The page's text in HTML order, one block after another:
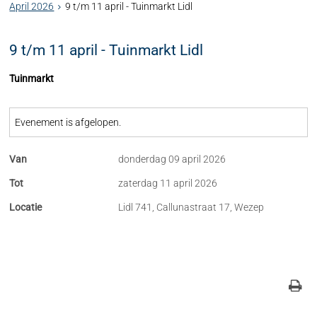
April 2026
9 t/m 11 april - Tuinmarkt Lidl
9 t/m 11 april - Tuinmarkt Lidl
Tuinmarkt
Evenement is afgelopen.
Van donderdag 09 april 2026
Tot zaterdag 11 april 2026
Locatie Lidl 741, Callunastraat 17, Wezep